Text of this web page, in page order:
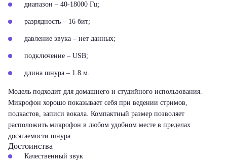
диапазон – 40-18000 Гц;
разрядность – 16 бит;
давление звука – нет данных;
подключение – USB;
длина шнура – 1.8 м.
Модель подходит для домашнего и студийного использования.
Микрофон хорошо показывает себя при ведении стримов,
подкастов, записи вокала. Компактный размер позволяет
расположить микрофон в любом удобном месте в пределах
досягаемости шнура.
Достоинства
Качественный звук